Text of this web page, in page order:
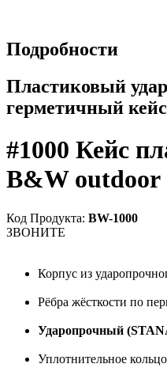
Подробности
Пластиковый
герметичный
#1000 Кейс
B&W outdoor
Код Продукта: BW-1000
ЗВОНИТЕ
Корпус из
Рёбра жёсткости по
Ударопрочный
Уплотнительное